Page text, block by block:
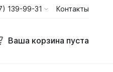
139-99-31 Контакты
Ваша корзина пуста